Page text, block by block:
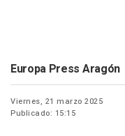
Europa Press Aragón
Viernes, 21 marzo 2025
Publicado: 15:15